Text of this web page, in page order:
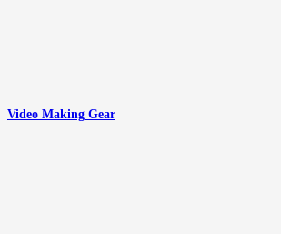
Video Making Gear